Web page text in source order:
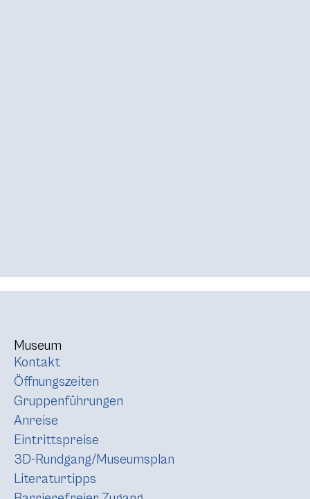
Museum
Kontakt
Öffnungszeiten
Gruppenführungen
Anreise
Eintrittspreise
3D-Rundgang/Museumsplan
Literaturtipps